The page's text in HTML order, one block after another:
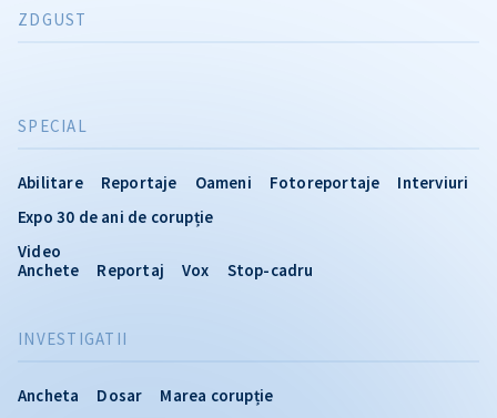
INVESTIGATII
Ancheta Dosar
Marea corupție
SPECIAL
Abilitare Reportaje Oameni Fotoreportaje
Interviuri
Expo 30 de ani de corupție
Video
Anchete
Reportaj Vox Stop-cadru
ZDGUST